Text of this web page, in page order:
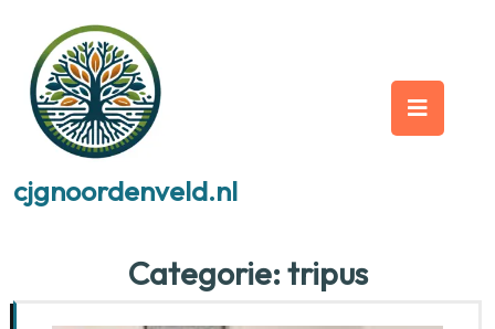
content
cjgnoordenveld.nl
Categorie:tripus